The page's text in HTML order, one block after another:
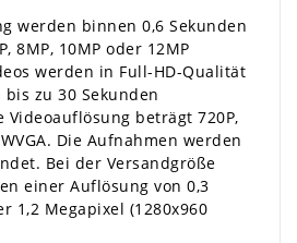
werden binnen 0,6 Sekunden
8MP, 10MP oder 12MP
werden in Full-HD-Qualität
zu 30 Sekunden
Videoauflösung beträgt 720P,
Die Aufnahmen werden
Bei der Versandgröße
einer Auflösung von 0,3
1,2 Megapixel (1280x960